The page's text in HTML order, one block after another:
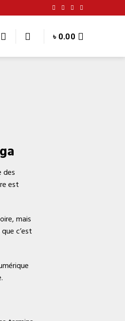
৳ 0.00
des
est
mais
c’est